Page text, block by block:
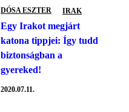
DÓSA ESZTER IRAK
Egy Irakot megjárt
katona tippjei: Így tudd
biztonságban a
gyereked!
2020.07.11.